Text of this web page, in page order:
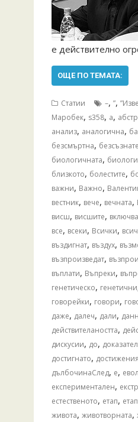
е действително
ОЩЕ ПО ТЕМАТА:
Статии –, ”,
Mаробек, s358, а,
анализ, аналогична,
безсмъртна,
биологичната,
близкото, болестите,
важни, Важно,
вестник, вече, вечната,
висш, висшите, включва
все, всеки, Всички,
въздигнат, въздух,
възпроизведат,
въплати, Въпреки,
генетическо, генетични
говорейки, говори,
даже, далеч, дали,
действителаността,
дискусии, до,
достигнато, достижения
дълбочинаСлед, е,
експериментален,
естественото, етап,
живота, животворната,